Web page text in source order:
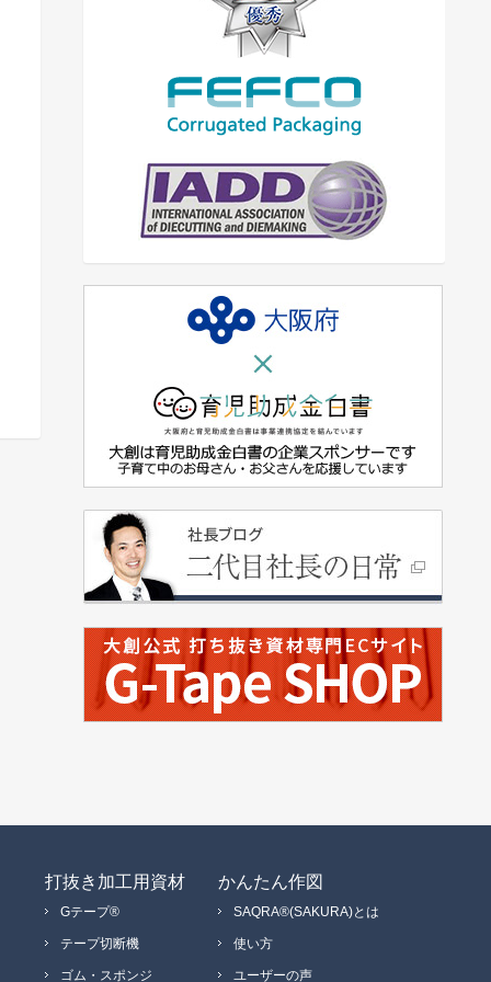
打抜き加工用資材
Gテープ®
テープ切断機
ゴム・スポンジ
かんたん作図
SAQRA®(SAKURA)とは
使い方
ユーザーの声